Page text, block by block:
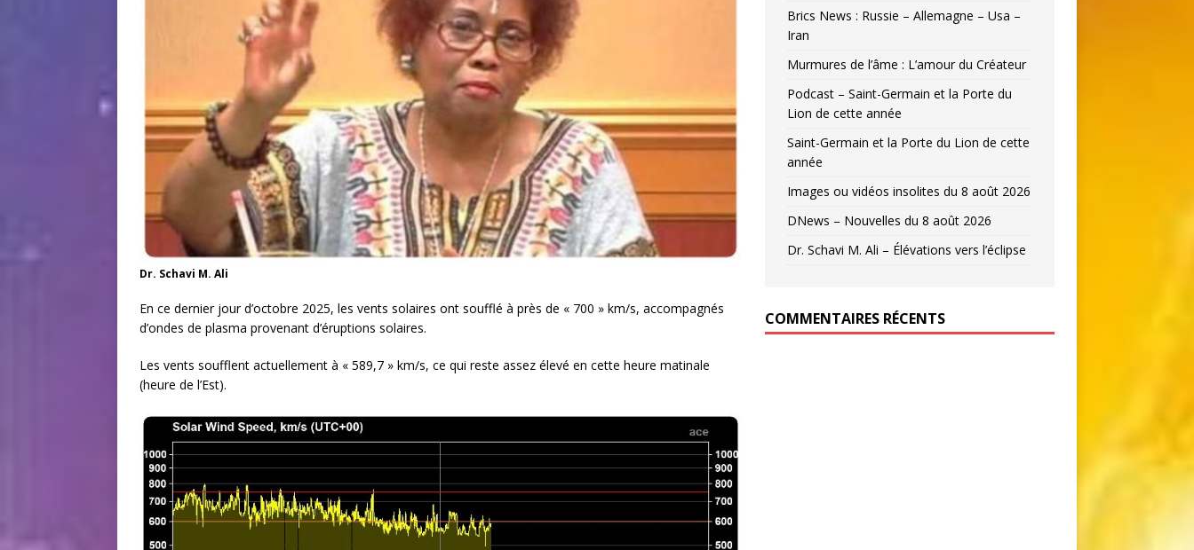
Dr. Schavi M. Ali
En ce dernier jour d’octobre 2025, les vents solaires ont soufflé à près de « 700 » km/s, accompagnés
d’ondes de plasma provenant d’éruptions solaires.
Les vents soufflent actuellement à « 589,7 » km/s, ce qui reste assez élevé en cette heure matinale
(heure de l’Est).
Brics News : Russie – Allemagne – Usa –
Iran
Murmures de l’âme : L’amour du Créateur
Podcast – Saint-Germain et la Porte du
Lion de cette année
Saint-Germain et la Porte du Lion de cette
année
Images ou vidéos insolites du 8 août 2026
DNews – Nouvelles du 8 août 2026
Dr. Schavi M. Ali – Élévations vers l’éclipse
COMMENTAIRES RÉCENTS